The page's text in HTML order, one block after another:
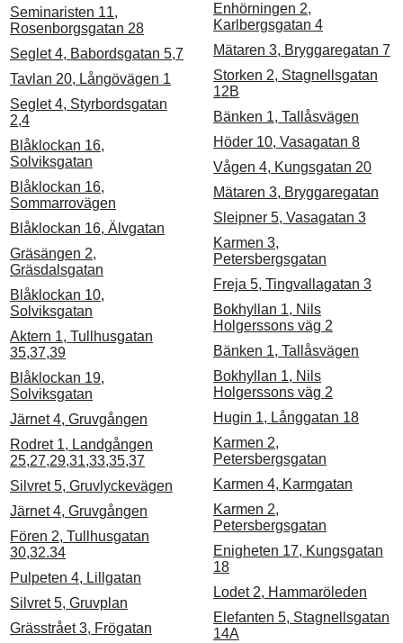
Seminaristen 11,
Rosenborgsgatan 28
Seglet 4, Babordsgatan 5,7
Tavlan 20, Långövägen 1
Seglet 4, Styrbordsgatan
2,4
Blåklockan 16,
Solviksgatan
Blåklockan 16,
Sommarrovägen
Blåklockan 16, Älvgatan
Gräsängen 2,
Gräsdalsgatan
Blåklockan 10,
Solviksgatan
Aktern 1, Tullhusgatan
35,37,39
Blåklockan 19,
Solviksgatan
Järnet 4, Gruvgången
Rodret 1, Landgången
25,27,29,31,33,35,37
Silvret 5, Gruvlyckevägen
Järnet 4, Gruvgången
Fören 2, Tullhusgatan
30,32.34
Pulpeten 4, Lillgatan
Silvret 5, Gruvplan
Grässtrået 3, Frögatan
Enhörningen 2,
Karlbergsgatan 4
Mätaren 3, Bryggaregatan 7
Storken 2, Stagnellsgatan
12B
Bänken 1, Tallåsvägen
Höder 10, Vasagatan 8
Vågen 4, Kungsgatan 20
Mätaren 3, Bryggaregatan
Sleipner 5, Vasagatan 3
Karmen 3,
Petersbergsgatan
Freja 5, Tingvallagatan 3
Bokhyllan 1, Nils
Holgerssons väg 2
Bänken 1, Tallåsvägen
Bokhyllan 1, Nils
Holgerssons väg 2
Hugin 1, Långgatan 18
Karmen 2,
Petersbergsgatan
Karmen 4, Karmgatan
Karmen 2,
Petersbergsgatan
Enigheten 17, Kungsgatan
18
Lodet 2, Hammaröleden
Elefanten 5, Stagnellsgatan
14A